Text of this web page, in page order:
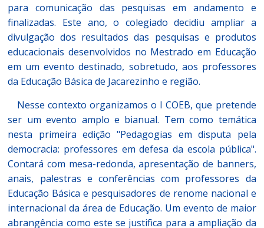
para comunicação das pesquisas em andamento e
finalizadas. Este ano, o colegiado decidiu ampliar a
divulgação dos resultados das pesquisas e produtos
educacionais desenvolvidos no Mestrado em Educação
em um evento destinado, sobretudo, aos professores
da Educação Básica de Jacarezinho e região.
Nesse contexto organizamos o I COEB, que pretende
ser um evento amplo e bianual. Tem como temática
nesta primeira edição "Pedagogias em disputa pela
democracia: professores em defesa da escola pública".
Contará com mesa-redonda, apresentação de banners,
anais, palestras e conferências com professores da
Educação Básica e pesquisadores de renome nacional e
internacional da área de Educação. Um evento de maior
abrangência como este se justifica para a ampliação da